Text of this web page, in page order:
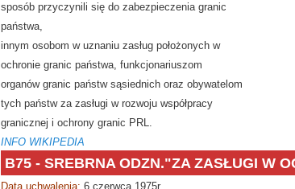
sposób przyczynili się do zabezpieczenia granic
państwa,
innym osobom w uznaniu zasług położonych w
ochronie granic państwa, funkcjonariuszom
organów granic państw sąsiednich oraz obywatelom
tych państw za zasługi w rozwoju współpracy
granicznej i ochrony granic PRL.
INFO WIKIPEDIA
B75 - SREBRNA ODZN."ZA ZASŁUGI W